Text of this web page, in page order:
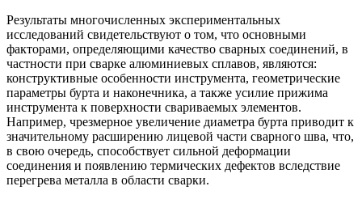
Результаты многочисленных экспериментальных
исследований свидетельствуют о том, что основными
факторами, определяющими качество сварных соединений, в
частности при сварке алюминиевых сплавов, являются:
конструктивные особенности инструмента, геометрические
параметры бурта и наконечника, а также усилие прижима
инструмента к поверхности свариваемых элементов.
Например, чрезмерное увеличение диаметра бурта приводит к
значительному расширению лицевой части сварного шва, что,
в свою очередь, способствует сильной деформации
соединения и появлению термических дефектов вследствие
перегрева металла в области сварки.